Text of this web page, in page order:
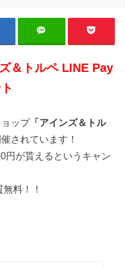
＆トルペ LINE Pay
ップ「アインズ＆トル
されています！
円が貰えるというキャン
料！！